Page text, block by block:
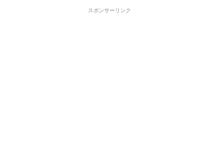
スポンサーリンク